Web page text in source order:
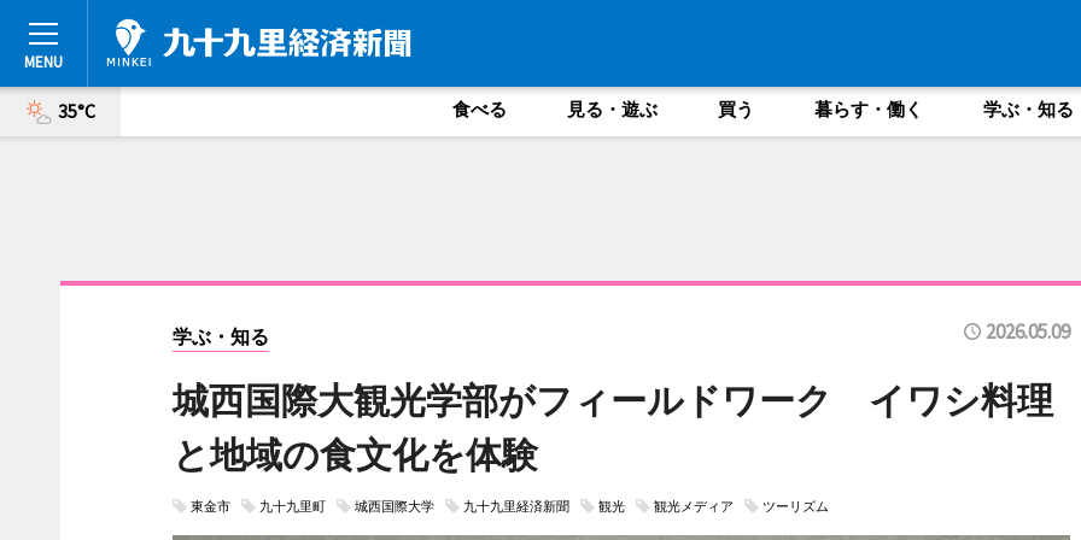
35°C 食べる 見る・遊ぶ 買う 暮らす・働く 学ぶ・知る
学ぶ・知る 2026.05.09
城西国際大観光学部がフィールドワーク イワシ料理
と地域の食文化を体験
東金市 九十九里町 城西国際大学 九十九里経済新聞 観光 観光メディア ツーリズム